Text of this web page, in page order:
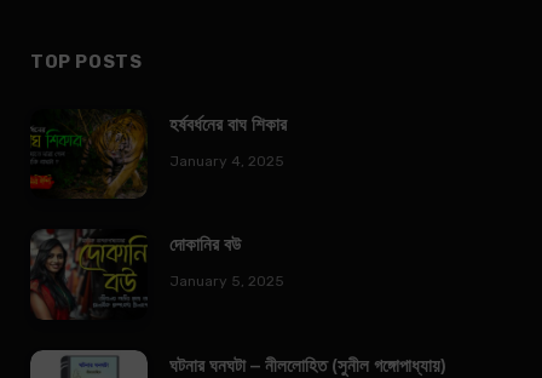
TOP POSTS
হর্ষবর্ধনের বাঘ শিকার
January 4, 2025
দোকানির বউ
January 5, 2025
ঘটনার ঘনঘটা – নীললোহিত (সুনীল গঙ্গোপাধ্যায়)